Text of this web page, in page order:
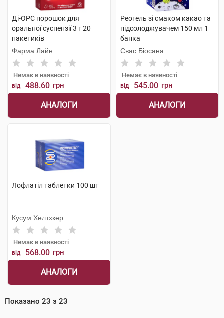
Ді-ОРС порошок для
оральної суспензії 3 г 20
пакетиків
Фарма Лайн
Немає в наявності
від 488.60 грн
АНАЛОГИ
Реогель зі смаком какао та
підсолоджувачем 150 мл 1
банка
Свас Біосана
Немає в наявності
від 545.00 грн
АНАЛОГИ
Лофлатіл таблетки 100 шт
Кусум Хелтхкер
Немає в наявності
від 568.00 грн
АНАЛОГИ
Показано 23 з 23